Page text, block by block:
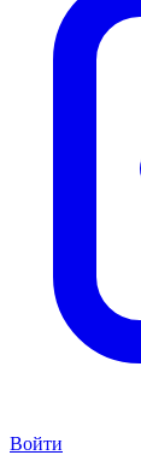
Войти